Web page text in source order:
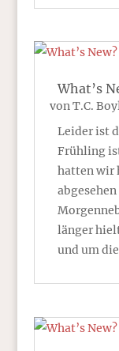
What’s
vonT.C.
Leider ist
Frühling
hatten wir
länger
und um